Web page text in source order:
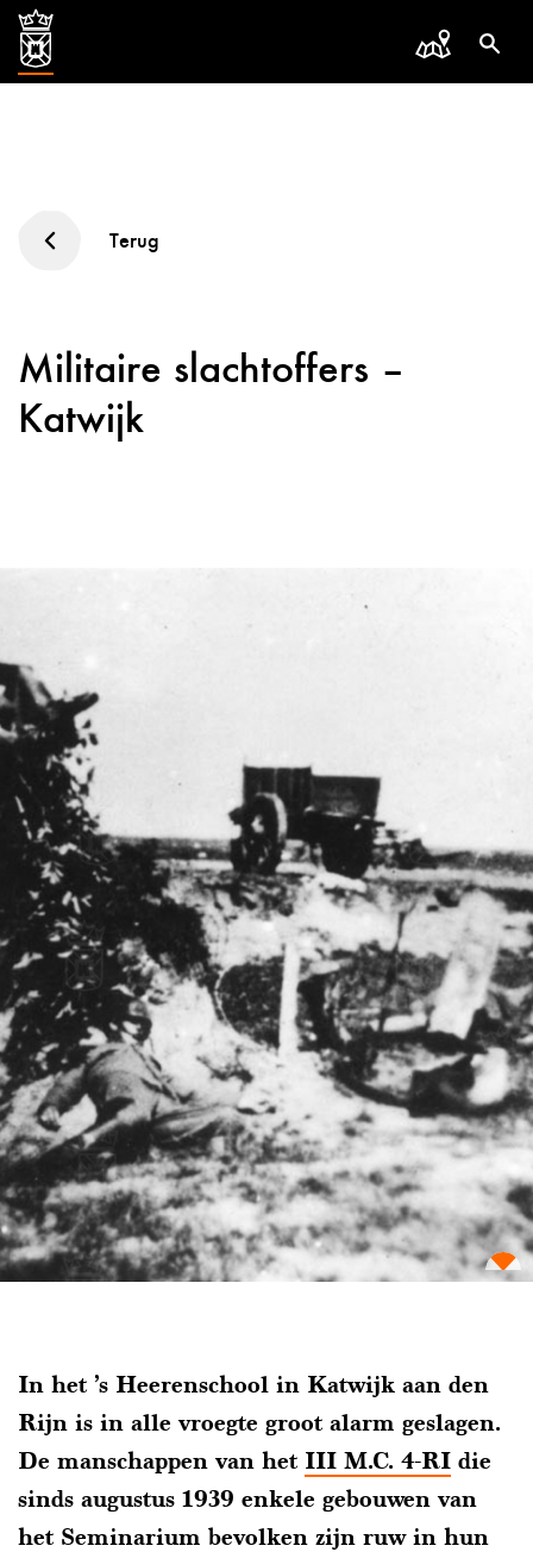
Terug
Militaire slachtoffers –
Katwijk
In het ’s Heerenschool in Katwijk aan den
Rijn is in alle vroegte groot alarm geslagen.
De manschappen van het III M.C. 4-RI die
sinds augustus 1939 enkele gebouwen van
het Seminarium bevolken zijn ruw in hun